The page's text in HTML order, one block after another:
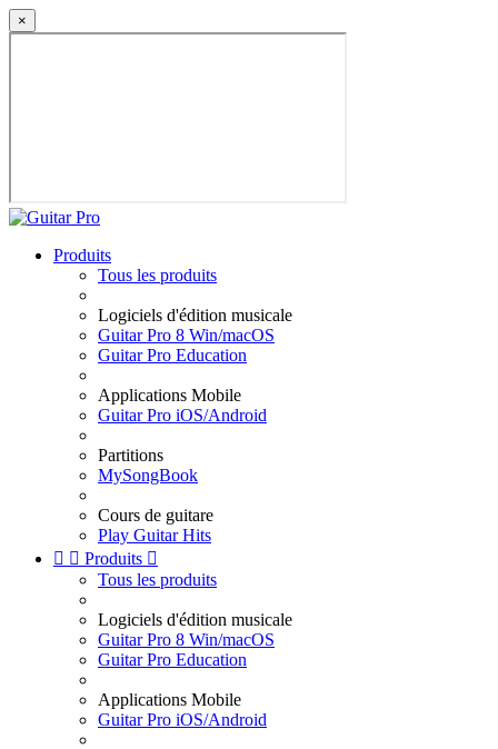
×
Produits
Tous les produits
Logiciels d'édition musicale
Guitar Pro 8 Win/macOS
Guitar Pro Education
Applications Mobile
Guitar Pro iOS/Android
Partitions
MySongBook
Cours de guitare
Play Guitar Hits
  Produits 
Tous les produits
Logiciels d'édition musicale
Guitar Pro 8 Win/macOS
Guitar Pro Education
Applications Mobile
Guitar Pro iOS/Android